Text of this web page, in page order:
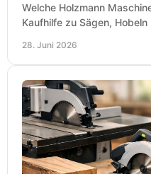
Welche Holzmann
Kaufhilfe zu Sägen,
28. Juni 2026